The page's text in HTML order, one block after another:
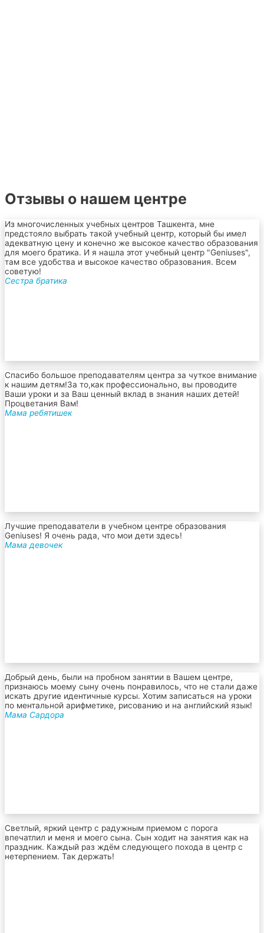
Отзывы о нашем центре
Из многочисленных учебных центров Ташкента, мне
предстояло выбрать такой учебный центр, который бы имел
адекватную цену и конечно же высокое качество образования
для моего братика. И я нашла этот учебный центр "Geniuses",
там все удобства и высокое качество образования. Всем
советую!
Сестра братика
Спасибо большое преподавателям центра за чуткое внимание
к нашим детям!За то,как профессионально, вы проводите
Ваши уроки и за Ваш ценный вклад в знания наших детей!
Процветания Вам!
Мама ребятишек
Лучшие преподаватели в учебном центре образования
Geniuses! Я очень рада, что мои дети здесь!
Мама девочек
Добрый день, были на пробном занятии в Вашем центре,
признаюсь моему сыну очень понравилось, что не стали даже
искать другие идентичные курсы. Хотим записаться на уроки
по ментальной арифметике, рисованию и на английский язык!
Мама Сардора
Светлый, яркий центр с радужным приемом с порога
впечатлил и меня и моего сына. Сын ходит на занятия как на
праздник. Каждый раз ждём следующего похода в центр с
нетерпением. Так держать!